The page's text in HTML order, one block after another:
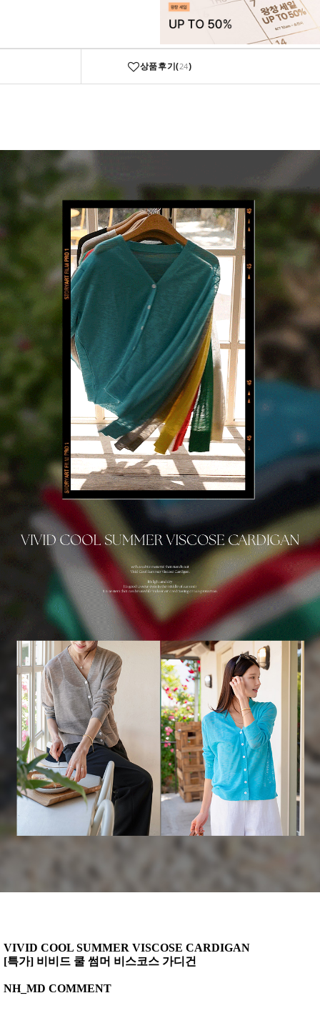
상품후기(24)
VIVID COOL SUMMER VISCOSE CARDIGAN
[특가] 비비드 쿨 썸머 비스코스 가디건
NH_MD COMMENT